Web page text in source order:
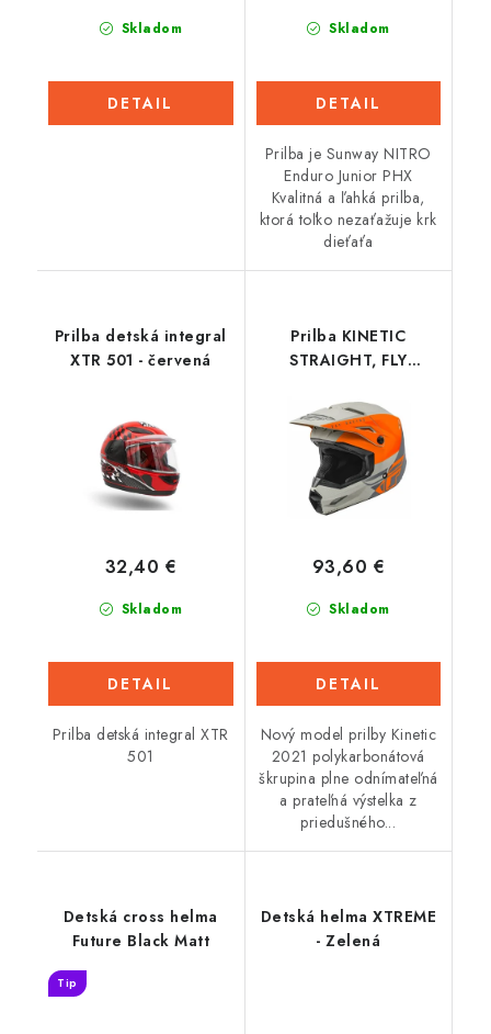
Skladom
DETAIL
Skladom
DETAIL
Prilba je Sunway NITRO
Enduro Junior PHX
Kvalitná a ľahká prilba,
ktorá toľko nezaťažuje krk
dieťaťa
Prilba detská integral
XTR 501 - červená
Skladom
32,40 €
DETAIL
Prilba detská integral XTR
501
Prilba KINETIC
STRAIGHT, FLY
(oranžová/sivá)
Skladom
93,60 €
DETAIL
Nový model prilby Kinetic
2021 polykarbonátová
škrupina plne odnímateľná
a prateľná výstelka z
priedušného...
Detská cross helma
Future Black Matt
Tip
Detská helma XTREME
- Zelená